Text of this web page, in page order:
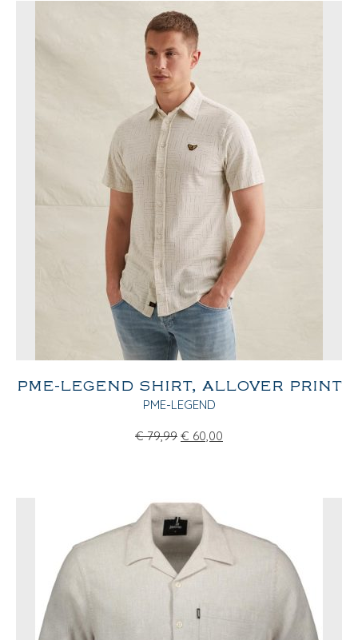
PME-LEGEND SHIRT, ALLOVER PRINT
PME-LEGEND
€ 79,99 € 60,00